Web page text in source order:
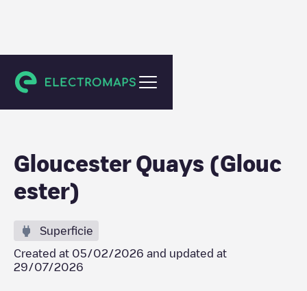
Unknown city (temporary)
Gloucester Quays (Glouc
ester)
Superficie
Created at 05/02/2026 and updated at
29/07/2026